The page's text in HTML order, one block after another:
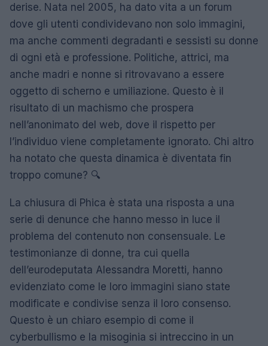
derise. Nata nel 2005, ha dato vita a un forum
dove gli utenti condividevano non solo immagini,
ma anche commenti degradanti e sessisti su donne
di ogni età e professione. Politiche, attrici, ma
anche madri e nonne si ritrovavano a essere
oggetto di scherno e umiliazione. Questo è il
risultato di un machismo che prospera
nell’anonimato del web, dove il rispetto per
l’individuo viene completamente ignorato. Chi altro
ha notato che questa dinamica è diventata fin
troppo comune? 🔍
La chiusura di Phica è stata una risposta a una
serie di denunce che hanno messo in luce il
problema del contenuto non consensuale. Le
testimonianze di donne, tra cui quella
dell’eurodeputata Alessandra Moretti, hanno
evidenziato come le loro immagini siano state
modificate e condivise senza il loro consenso.
Questo è un chiaro esempio di come il
cyberbullismo e la misoginia si intreccino in un